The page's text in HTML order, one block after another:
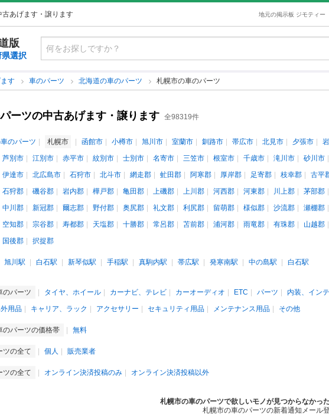
あげます・譲ります 地元の掲示板 ジモティー
版
選択
す 車のパーツ 北海道の車のパーツ 札幌市の車のパーツ
ーツの中古あげます・譲ります 全98319件
のパーツ 札幌市 函館市 小樽市 旭川市 室蘭市 釧路市 帯広市 北見市 夕張市
芦別市 江別市 赤平市 紋別市 士別市 名寄市 三笠市 根室市 千歳市 滝川市 砂川市
伊達市 北広島市 石狩市 北斗市 網走郡 虻田郡 阿寒郡 厚岸郡 足寄郡 枝幸郡 古平
石狩郡 磯谷郡 岩内郡 樺戸郡 亀田郡 上磯郡 上川郡 河西郡 河東郡 川上郡 茅部郡
中川郡 新冠郡 爾志郡 野付郡 奥尻郡 礼文郡 利尻郡 留萌郡 様似郡 沙流郡 瀬棚郡
空知郡 宗谷郡 寿都郡 天塩郡 十勝郡 常呂郡 苫前郡 浦河郡 雨竜郡 有珠郡 山越郡
国後郡 択捉郡
旭川駅 白石駅 新琴似駅 手稲駅 真駒内駅 帯広駅 発寒南駅 中の島駅
白石駅
のパーツ タイヤ、ホイール カーナビ、テレビ カーオーディオ ETC パーツ 内装、イン
用品
キャリア、ラック アクセサリー セキュリティ用品 メンテナンス用品 その他
のパーツの価格帯 無料
ツの全て 個人 販売業者
ツの全て オンライン決済投稿のみ オンライン決済投稿以外
札幌市の車のパーツで欲しいモノが見つからなかっ
札幌市の車のパーツの新着通知メール